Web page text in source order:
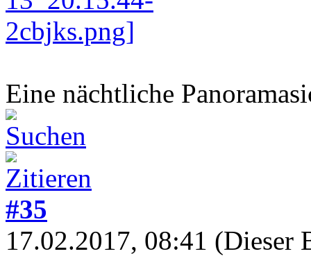
Eine nächtliche
#35
17.02.2017, 08:41 (Dieser